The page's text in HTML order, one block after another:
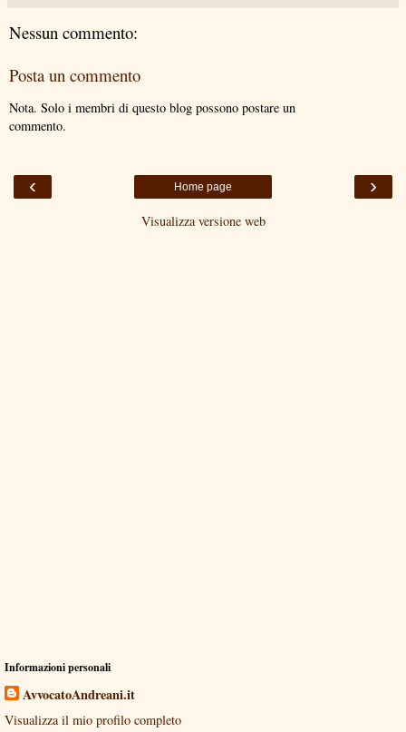
Nessun commento:
Posta un commento
Nota. Solo i membri di questo blog possono postare un
commento.
‹ ›
Home page
Visualizza versione web
Informazioni personali
AvvocatoAndreani.it
Visualizza il mio profilo completo